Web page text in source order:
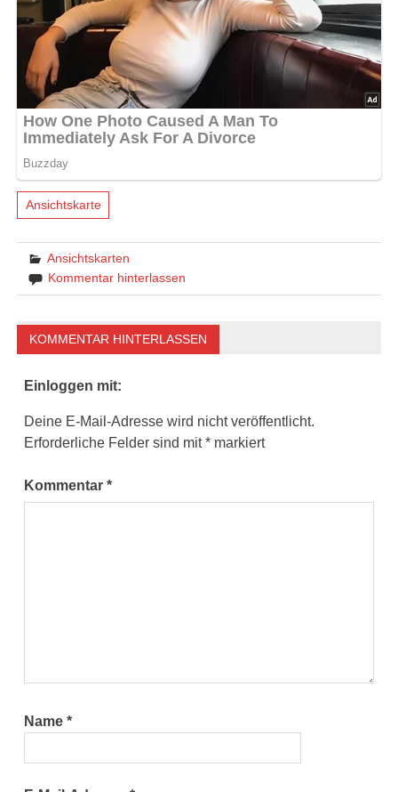
Ansichtskarte
Ansichtskarten
Kommentar hinterlassen
KOMMENTAR HINTERLASSEN
Einloggen mit:
Deine E-Mail-Adresse wird nicht veröffentlicht.
Erforderliche Felder sind mit* markiert
Kommentar*
Name*